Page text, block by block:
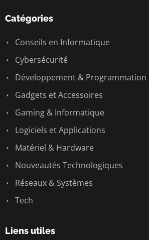
Catégories
Conseils en Informatique
Cybersécurité
Développement & Programmation
Gadgets et Accessoires
Gaming & Informatique
Logiciels et Applications
Matériel & Hardware
Nouveautés Technologiques
Réseaux & Systèmes
Tech
Liens utiles